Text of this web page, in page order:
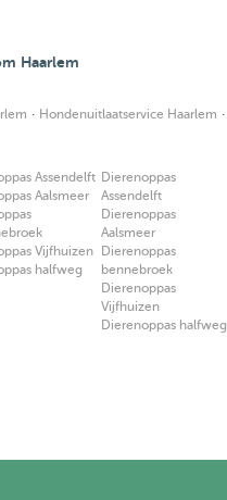
Haarlem
· Hondenuitlaatservice Haarlem ·
Assendelft
Aalsmeer
Vijfhuizen
halfweg
Dierenoppas
Assendelft
Dierenoppas
Aalsmeer
Dierenoppas
bennebroek
Dierenoppas
Vijfhuizen
Dierenoppas halfweg